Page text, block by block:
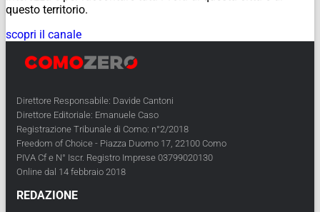
questo territorio.
scopri il canale
Direttore Responsabile: Davide Cantoni
Direttore Editoriale: Emanuele Caso
Registrazione Tribunale di Como: n°2/2018
Freedom of Choice - Piazza Duomo 17, 22100 Como
PIVA Cf e N° Iscr. Registro Imprese 03799020130
Online dal 14 febbraio 2018
REDAZIONE